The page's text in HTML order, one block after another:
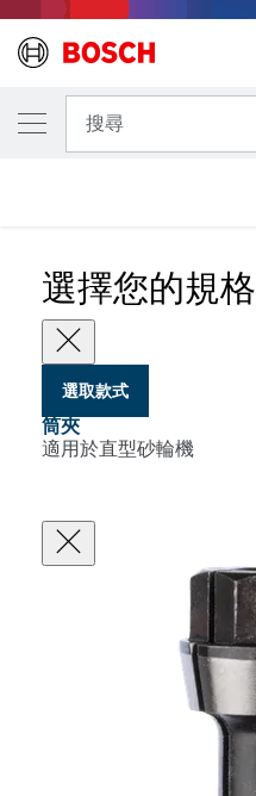
搜尋
選擇您的規格
選取款式
筒夾
適用於直型砂輪機
您選取的款式